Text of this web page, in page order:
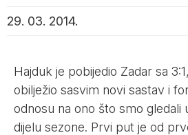
29. 03. 2014.
Hajduk je pobijedio Zadar sa
obilježio sasvim novi sastav i
odnosu na ono što smo gledali
dijelu sezone. Prvi put je od